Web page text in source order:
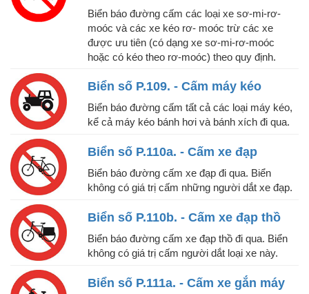
Biển báo đường cấm các loại xe sơ-mi-rơ-
moóc và các xe kéo rơ- moóc trừ các xe
được ưu tiên (có dạng xe sơ-mi-rơ-moóc
hoặc có kéo theo rơ-moóc) theo quy định.
Biển số P.109. - Cấm máy kéo
Biển báo đường cấm tất cả các loại máy kéo,
kể cả máy kéo bánh hơi và bánh xích đi qua.
Biển số P.110a. - Cấm xe đạp
Biển báo đường cấm xe đạp đi qua. Biển
không có giá trị cấm những người dắt xe đạp.
Biển số P.110b. - Cấm xe đạp thồ
Biển báo đường cấm xe đạp thồ đi qua. Biển
không có giá trị cấm người dắt loại xe này.
Biển số P.111a. - Cấm xe gắn máy